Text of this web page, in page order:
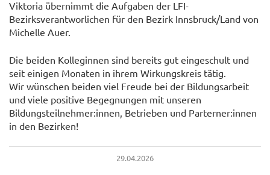
Viktoria übernimmt die Aufgaben der LFI-
Bezirksverantworlichen für den Bezirk Innsbruck/Land von
Michelle Auer.
Die beiden Kolleginnen sind bereits gut eingeschult und
seit einigen Monaten in ihrem Wirkungskreis tätig.
Wir wünschen beiden viel Freude bei der Bildungsarbeit
und viele positive Begegnungen mit unseren
Bildungsteilnehmer:innen, Betrieben und Parterner:innen
in den Bezirken!
29.04.2026